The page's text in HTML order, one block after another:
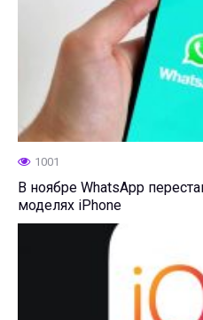
1001
В ноябре WhatsApp
моделях iPhone